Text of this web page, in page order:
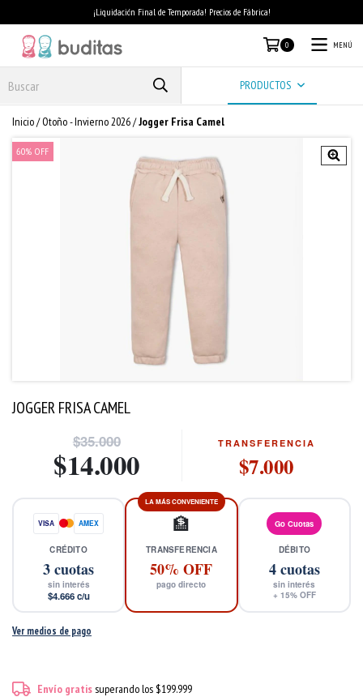
¡Liquidación Final de Temporada! Precios de Fábrica!
0 MENÚ
PRODUCTOS
Inicio/ Otoño - Invierno 2026/Jogger Frisa Camel
60% OFF
JOGGER FRISA CAMEL
$35.000
$14.000
TRANSFERENCIA
$7.000
VISA AMEX
CRÉDITO
3cuotas
sin interés
$4.666c/u
LA MÁS CONVENIENTE
🏦
TRANSFERENCIA
50% OFF
pago directo
Go Cuotas
DÉBITO
4cuotas
sin interés
+ 15% OFF
Ver medios de pago
Envío gratissuperando los $199.999